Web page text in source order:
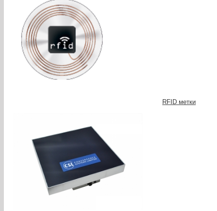
RFID метки